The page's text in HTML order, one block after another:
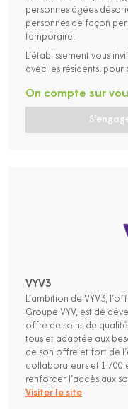
personnes âgées
personnes de façon
temporaire.
L’établissement vous
avec les résidents, pour
On compte sur
VYV3
L’ambition de VYV3,
Groupe VYV, est de
offre de soins de
tous et adaptée aux
de son offre et fort de
collaborateurs et 1 700
renforcer l’accès aux
Visiter le site